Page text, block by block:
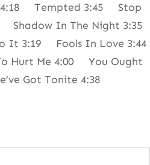
4:18 Tempted 3:45 Stop
Shadow In The Night 3:35
It 3:19 Fools In Love 3:44
Hurt Me 4:00 You Ought
Got Tonite 4:38